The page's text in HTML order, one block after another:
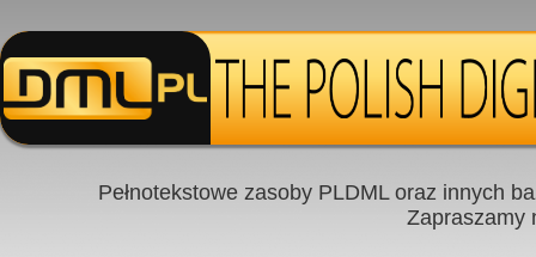
Pełnotekstowe zasoby PLDML oraz innych
Zapraszamy